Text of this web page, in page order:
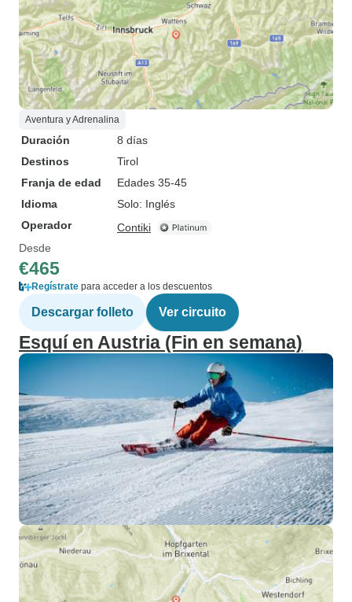
Aventura y Adrenalina
Duración
8 días
Destinos
Tirol
Franja de edad
Edades 35-45
Idioma
Solo: Inglés
Operador
Contiki
Desde
€465
Regístrate para acceder a los descuentos
Descargar folleto Ver circuito
Esquí en Austria (Fin en semana)